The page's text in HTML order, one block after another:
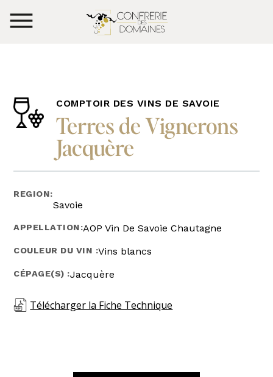
COMPTOIR DES VINS DE SAVOIE
Terres de Vignerons
Jacquère
REGION:
Savoie
APPELLATION:AOP Vin De Savoie Chautagne
COULEUR DU VIN :Vins blancs
CÉPAGE(S) :Jacquère
Télécharger la Fiche Technique